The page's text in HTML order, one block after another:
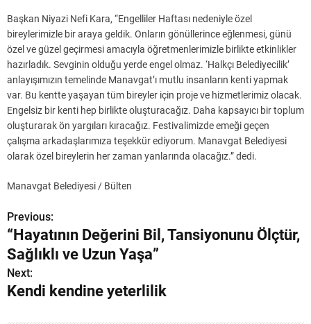
Başkan Niyazi Nefi Kara, “Engelliler Haftası nedeniyle özel
bireylerimizle bir araya geldik. Onların gönüllerince eğlenmesi, günü
özel ve güzel geçirmesi amacıyla öğretmenlerimizle birlikte etkinlikler
hazırladık. Sevginin olduğu yerde engel olmaz. ‘Halkçı Belediyecilik’
anlayışımızın temelinde Manavgat’ı mutlu insanların kenti yapmak
var. Bu kentte yaşayan tüm bireyler için proje ve hizmetlerimiz olacak.
Engelsiz bir kenti hep birlikte oluşturacağız. Daha kapsayıcı bir toplum
oluşturarak ön yargıları kıracağız. Festivalimizde emeği geçen
çalışma arkadaşlarımıza teşekkür ediyorum. Manavgat Belediyesi
olarak özel bireylerin her zaman yanlarında olacağız.” dedi.
Manavgat Belediyesi / Bülten
Y
a
z
ı
Previous:
“Hayatının Değerini Bil, Tansiyonunu Ölçtür,
Sağlıklı ve Uzun Yaşa”
Next:
Kendi kendine yeterlilik